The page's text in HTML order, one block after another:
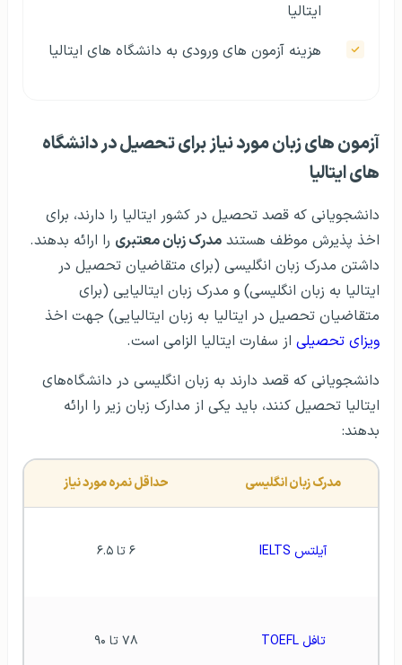
ایتالیا
هزینه آزمون‌ های ورودی به دانشگاه‌ های ایتالیا
آزمون‌ های زبان مورد نیاز برای تحصیل در دانشگاه‌
های ایتالیا
دانشجویانی که قصد تحصیل در کشور ایتالیا را دارند، برای
اخذ پذیرش موظف هستند مدرک زبان معتبری را ارائه بدهند.
داشتن مدرک زبان انگلیسی (برای متقاضیان تحصیل در
ایتالیا به زبان انگلیسی) و مدرک زبان ایتالیایی (برای
متقاضیان تحصیل در ایتالیا به زبان ایتالیایی) جهت اخذ
ویزای تحصیلی از سفارت ایتالیا الزامی است.
دانشجویانی که قصد دارند به زبان انگلیسی در دانشگاه‌های
ایتالیا تحصیل کنند، باید یکی از مدارک زبان زیر را ارائه
بدهند:
مدرک زبان انگلیسی حداقل نمره مورد نیاز
آیلتس IELTS ۶ تا ۶.۵
تافل TOEFL ٧٨ تا ۹۰